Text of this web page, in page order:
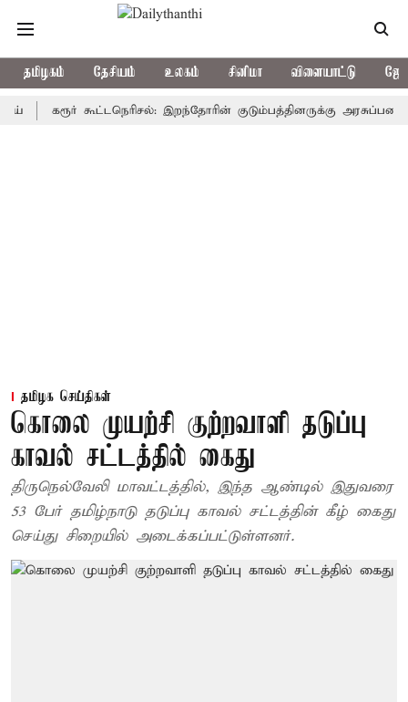
தமிழகம் தேசியம் உலகம் சினிமா விளையாட்டு
கரூர் கூட்டநெரிசல்: இறந்தோரின் குடும்பத்தினருக்கு அரசுப்பணி
தமிழக செய்திகள்
கொலை முயற்சி குற்றவாளி தடுப்பு
காவல் சட்டத்தில் கைது
திருநெல்வேலி மாவட்டத்தில், இந்த ஆண்டில் இதுவரை
53 பேர் தமிழ்நாடு தடுப்பு காவல் சட்டத்தின் கீழ் கைது
செய்து சிறையில் அடைக்கப்பட்டுள்ளனர்.